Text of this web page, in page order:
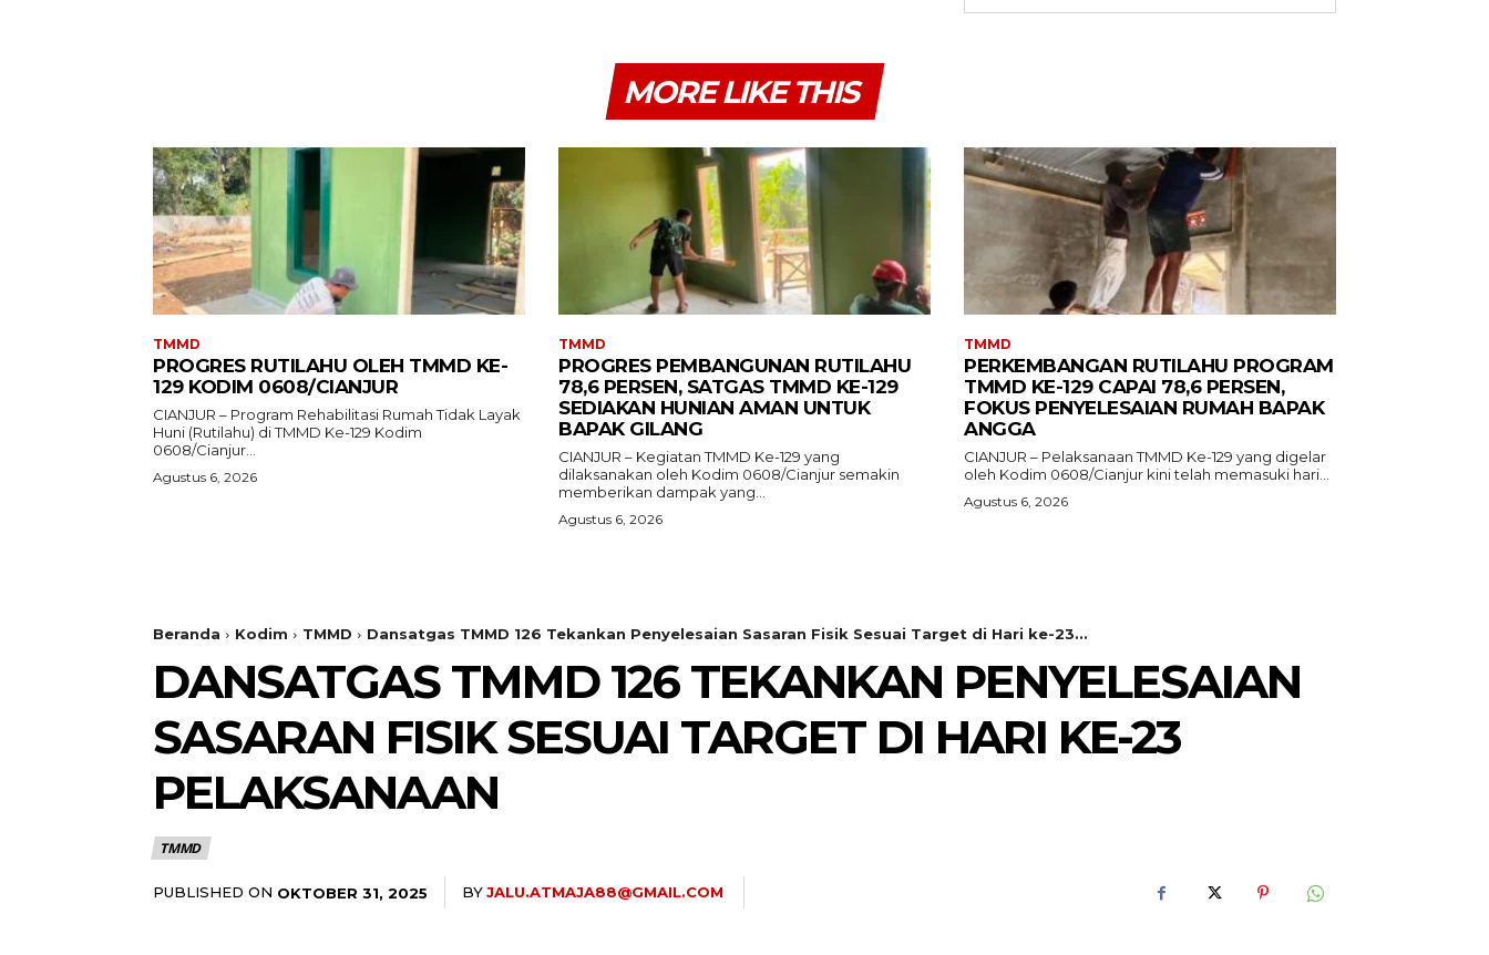
MORE LIKE THIS
TMMD
PROGRES RUTILAHU OLEH TMMD KE-
129 KODIM 0608/CIANJUR
CIANJUR – Program Rehabilitasi Rumah Tidak Layak
Huni (Rutilahu) di TMMD Ke-129 Kodim
0608/Cianjur...
Agustus 6, 2026
TMMD
PROGRES PEMBANGUNAN RUTILAHU
78,6 PERSEN, SATGAS TMMD KE-129
SEDIAKAN HUNIAN AMAN UNTUK
BAPAK GILANG
CIANJUR – Kegiatan TMMD Ke-129 yang
dilaksanakan oleh Kodim 0608/Cianjur semakin
memberikan dampak yang...
Agustus 6, 2026
TMMD
PERKEMBANGAN RUTILAHU PROGRAM
TMMD KE-129 CAPAI 78,6 PERSEN,
FOKUS PENYELESAIAN RUMAH BAPAK
ANGGA
CIANJUR – Pelaksanaan TMMD Ke-129 yang digelar
oleh Kodim 0608/Cianjur kini telah memasuki hari...
Agustus 6, 2026